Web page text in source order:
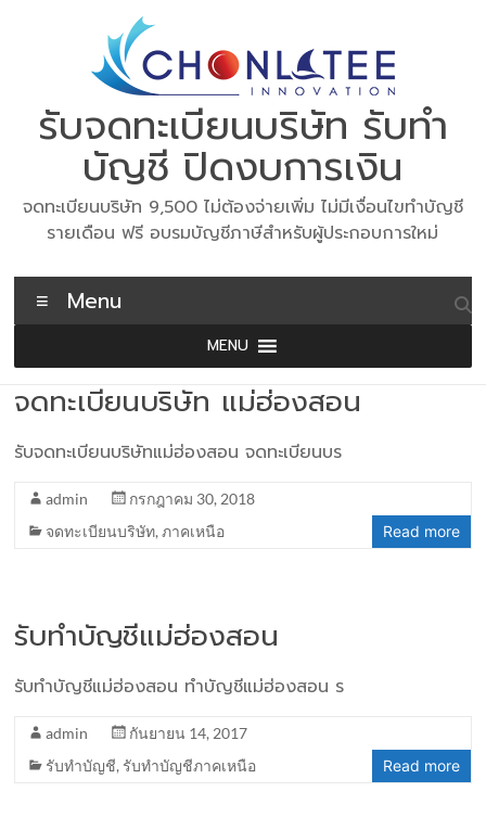
รับจดทะเบียนบริษัท รับทำ
บัญชี ปิดงบการเงิน
จดทะเบียนบริษัท 9,500 ไม่ต้องจ่ายเพิ่ม ไม่มีเงื่อนไขทำบัญชี
รายเดือน ฟรี อบรมบัญชีภาษีสำหรับผู้ประกอบการใหม่
Menu
MENU
จดทะเบียนบริษัท แม่ฮ่องสอน
รับจดทะเบียนบริษัทแม่ฮ่องสอน จดทะเบียนบร
admin
กรกฎาคม 30, 2018
จดทะเบียนบริษัท,ภาคเหนือ Read more
รับทำบัญชีแม่ฮ่องสอน
รับทำบัญชีแม่ฮ่องสอน ทำบัญชีแม่ฮ่องสอน ร
admin
กันยายน 14, 2017
รับทำบัญชี, รับทำบัญชีภาคเหนือ Read more